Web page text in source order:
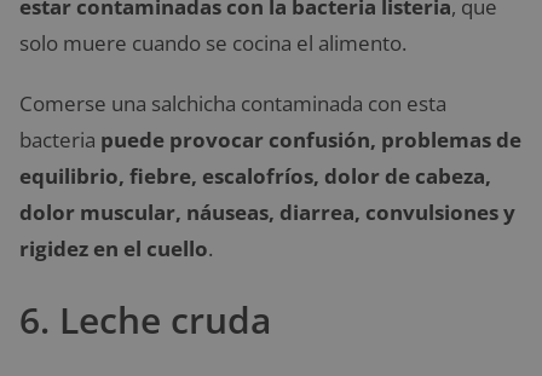
estar contaminadas con la bacteria listeria, que
solo muere cuando se cocina el alimento.
Comerse una salchicha contaminada con esta
bacteria puede provocar confusión, problemas de
equilibrio, fiebre, escalofríos, dolor de cabeza,
dolor muscular, náuseas, diarrea, convulsiones y
rigidez en el cuello.
6. Leche cruda